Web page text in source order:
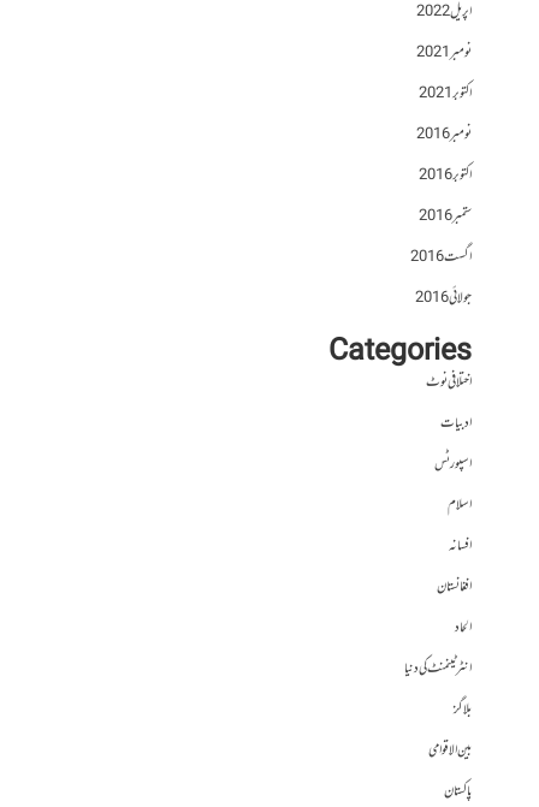
اپریل 2022
نومبر 2021
اکتوبر 2021
نومبر 2016
اکتوبر 2016
ستمبر 2016
اگست 2016
جولائی 2016
Categories
اختلافی نوٹ
ادبیات
اسپورٹس
اسلام
افسانہ
افغانستان
الحاد
انٹرٹینمنٹ کی دنیا
بلاگز
بین الاقوامی
پاکستان